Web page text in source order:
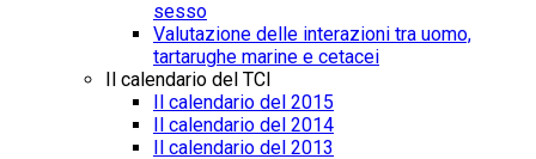
sesso
Valutazione delle interazioni tra uomo,
tartarughe marine e cetacei
Il calendario del TCI
Il calendario del 2015
Il calendario del 2014
Il calendario del 2013